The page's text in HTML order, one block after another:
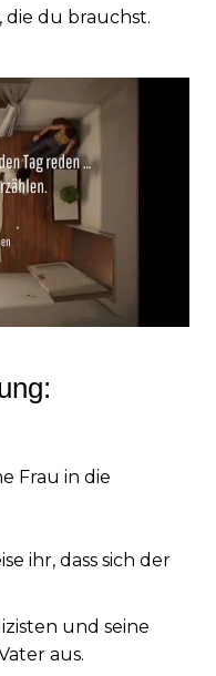
du brauchst.
Frau in die
ihr, dass sich der
und seine
aus.